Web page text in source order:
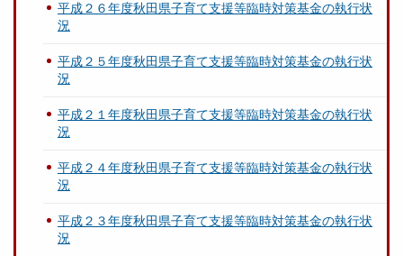
平成２６年度秋田県子育て支援等臨時対策基金の執行状
況
平成２５年度秋田県子育て支援等臨時対策基金の執行状
況
平成２１年度秋田県子育て支援等臨時対策基金の執行状
況
平成２４年度秋田県子育て支援等臨時対策基金の執行状
況
平成２３年度秋田県子育て支援等臨時対策基金の執行状
況